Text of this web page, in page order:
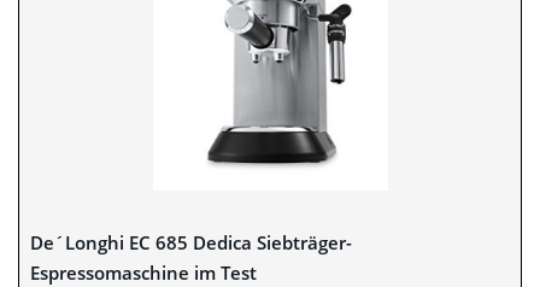
De´Longhi EC 685 Dedica Siebträger-
Espressomaschine im Test